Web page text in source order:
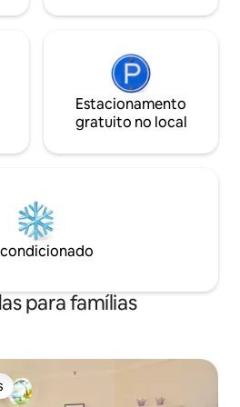
Estacionamento
gratuito no local
para famílias